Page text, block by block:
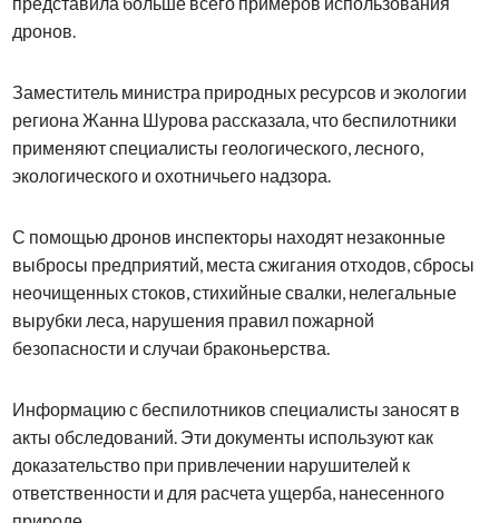
дронов.
Заместитель министра природных ресурсов и экологии
региона Жанна Шурова рассказала, что беспилотники
применяют специалисты геологического, лесного,
экологического и охотничьего надзора.
С помощью дронов инспекторы находят незаконные
выбросы предприятий, места сжигания отходов, сбросы
неочищенных стоков, стихийные свалки, нелегальные
вырубки леса, нарушения правил пожарной
безопасности и случаи браконьерства.
Информацию с беспилотников специалисты заносят в
акты обследований. Эти документы используют как
доказательство при привлечении нарушителей к
ответственности и для расчета ущерба, нанесенного